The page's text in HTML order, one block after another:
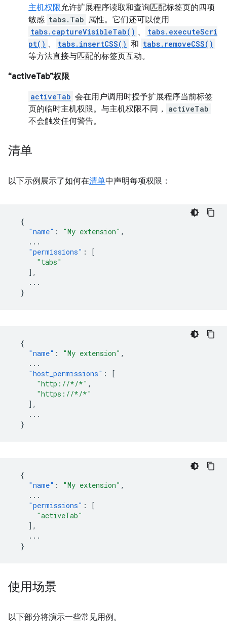
主机权限允许扩展程序读取和查询匹配标签页的四项
敏感 tabs.Tab 属性。它们还可以使用
tabs.captureVisibleTab() 、
tabs.executeScri
pt() 、 tabs.insertCSS() 和 tabs.removeCSS()
等方法直接与匹配的标签页互动。
“activeTab”权限
activeTab 会在用户调用时授予扩展程序当前标签
页的临时主机权限。与主机权限不同，
activeTab
不会触发任何警告。
清单
以下示例展示了如何在清单中声明每项权限：
{
"name" : "My extension" ,
...
"permissions" :
[
"tabs"
],
...
}
{
"name" : "My extension" ,
...
"host_permissions" :
[
"http://*/*" ,
"https://*/*"
],
...
}
{
"name" : "My extension" ,
...
"permissions" :
[
"activeTab"
],
...
}
使用场景
以下部分将演示一些常见用例。